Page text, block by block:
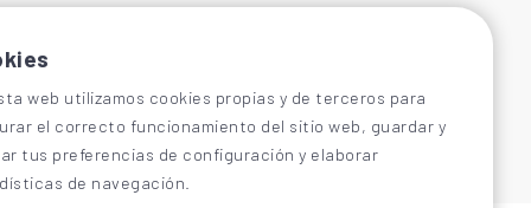
web utilizamos cookies propias y de terceros para
el correcto funcionamiento del sitio web, guardar y
tus preferencias de configuración y elaborar
de navegación.